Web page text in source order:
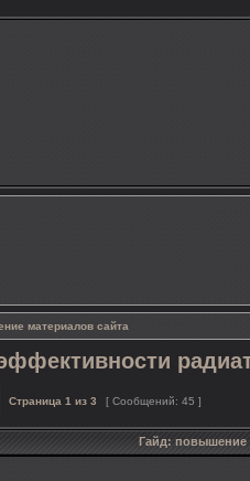
материалов сайта
Страница 1 из 3 [ Сообщений: 45 ]
Гайд: повышение